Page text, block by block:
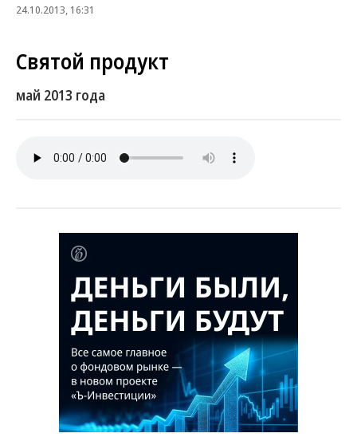
24.10.2013, 16:31
Святой продукт
май 2013 года